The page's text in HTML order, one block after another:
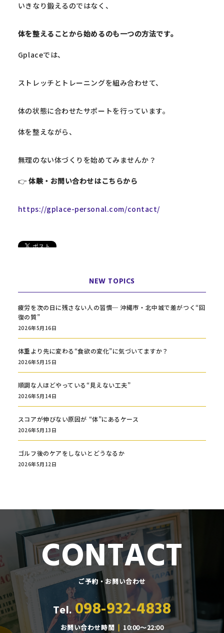
いきなり鍛えるのではなく、
体を整えることから始めるのも一つの方法です。
Gplaceでは、
ストレッチとトレーニングを組み合わせて、
体の状態に合わせたサポートを行っています。
体を整えながら、
無理のない体づくりを始めてみませんか？
👉 体験・お問い合わせはこちらから
https://gplace-personal.com/contact/
NEW TOPICS
疲労を次の日に残さない人の習慣─ 沖縄市・北中城で差がつく“回
復の質”
2026年5月16日
体重より先に変わる“食欲の変化”に気づいてますか？
2026年5月15日
順調な人ほどやっている“見えない工夫”
2026年5月14日
スコアが伸びない原因が “体”にあるケース
2026年5月13日
ゴルフ後のケアをしないとどうなるか
2026年5月12日
CONTACT
ご予約・お問い合わせ
Tel.098-932-4838
お問い合わせ時間 10:00～22:00